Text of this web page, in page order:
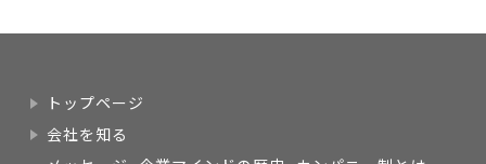
トップページ
会社を知る